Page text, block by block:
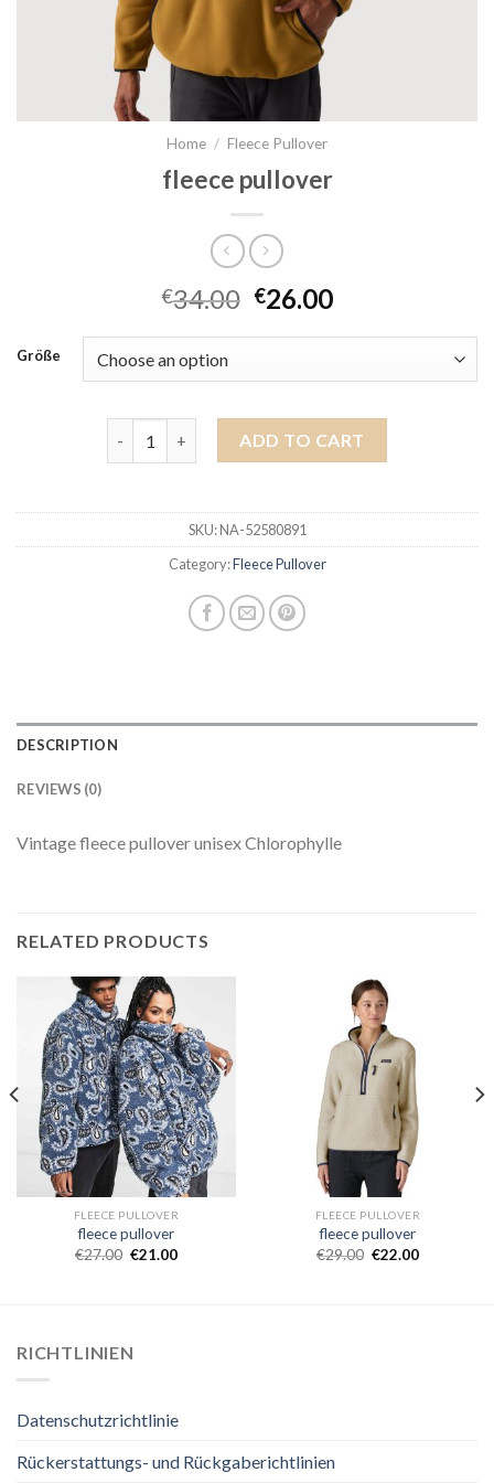
Home / Fleece Pullover
fleece pullover
€34.00 €26.00
Größe
fleece pullover quantityADD TO CART
SKU:NA-52580891
Category:Fleece Pullover
DESCRIPTION
REVIEWS (0)
Vintage fleece pullover unisex Chlorophylle
RELATED PRODUCTS
FLEECE PULLOVER
fleece pullover
€27.00 €21.00
FLEECE PULLOVER
fleece pullover
€29.00 €22.00
RICHTLINIEN
Datenschutzrichtlinie
Rückerstattungs- und Rückgaberichtlinien